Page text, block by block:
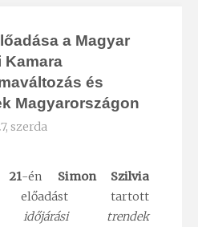
a Magyar
és
Magyarországon
szerda
21-én Simon Szilvia
előadást tartott
időjárási trendek